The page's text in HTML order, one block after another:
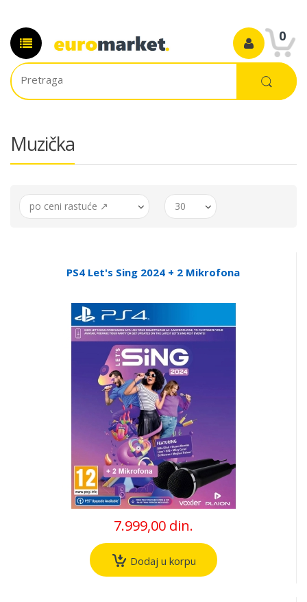
0
Muzička
po ceni rastuće ↗ 30
PS4 Let's Sing 2024 + 2 Mikrofona
7.999,00 din.
Dodaj u korpu